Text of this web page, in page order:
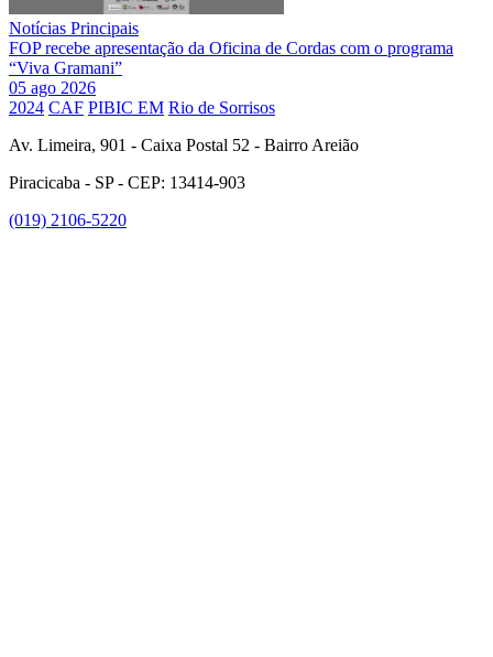
Notícias Principais
FOP recebe apresentação da Oficina de Cordas com o programa
“Viva Gramani”
05 ago 2026
2024 CAF PIBIC EM Rio de Sorrisos
Av. Limeira, 901 - Caixa Postal 52 - Bairro Areião
Piracicaba - SP - CEP: 13414-903
(019) 2106-5220